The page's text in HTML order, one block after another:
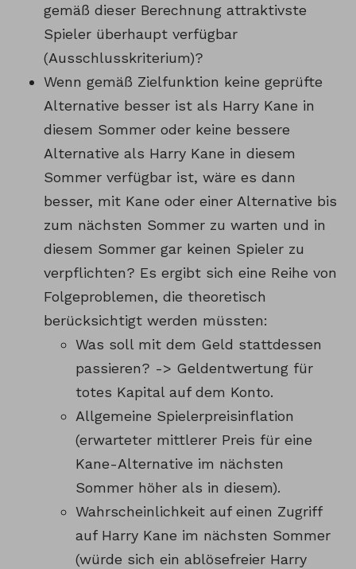
gemäß dieser Berechnung attraktivste
Spieler überhaupt verfügbar
(Ausschlusskriterium)?
Wenn gemäß Zielfunktion keine geprüfte
Alternative besser ist als Harry Kane in
diesem Sommer oder keine bessere
Alternative als Harry Kane in diesem
Sommer verfügbar ist, wäre es dann
besser, mit Kane oder einer Alternative bis
zum nächsten Sommer zu warten und in
diesem Sommer gar keinen Spieler zu
verpflichten? Es ergibt sich eine Reihe von
Folgeproblemen, die theoretisch
berücksichtigt werden müssten:
Was soll mit dem Geld stattdessen
passieren? -> Geldentwertung für
totes Kapital auf dem Konto.
Allgemeine Spielerpreisinflation
(erwarteter mittlerer Preis für eine
Kane-Alternative im nächsten
Sommer höher als in diesem).
Wahrscheinlichkeit auf einen Zugriff
auf Harry Kane im nächsten Sommer
(würde sich ein ablösefreier Harry